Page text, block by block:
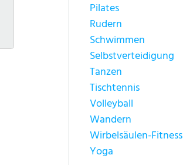
Pilates
Rudern
Schwimmen
Selbstverteidigung
Tanzen
Tischtennis
Volleyball
Wandern
Wirbelsäulen-Fitness
Yoga